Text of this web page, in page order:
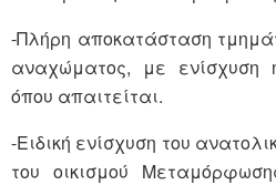
-Πλήρη αποκατάσταση
αναχώματος, με ενίσχυση
όπου απαιτείται.
-Ειδική ενίσχυση του
του οικισμού